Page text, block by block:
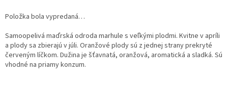
Položka bola vypredaná…
Samoopelivá maďrská odroda marhule s veľkými plodmi. Kvitne v apríli
a plody sa zbierajú v júli. Oranžové plody sú z jednej strany prekryté
červeným líčkom. Dužina je šťavnatá, oranžová, aromatická a sladká. Sú
vhodné na priamy konzum.